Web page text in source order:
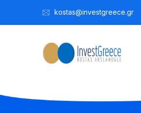
kostas@investgreece.gr